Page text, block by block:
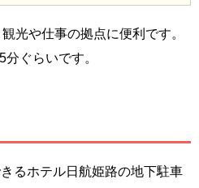
光や仕事の拠点に便利です。
ぐらいです。
るホテル日航姫路の地下駐車